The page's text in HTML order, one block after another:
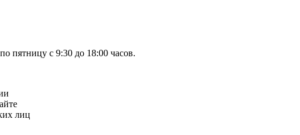
пятницу с 9:30 до 18:00 часов.
лиц